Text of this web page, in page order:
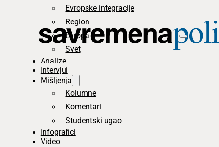
Evropske integracije
Region
Evropa
Svet
Analize
Intervjui
Mišljenja
Kolumne
Komentari
Studentski ugao
Infografici
Video